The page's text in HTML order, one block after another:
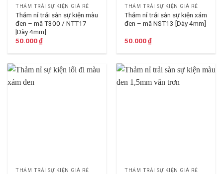
THẢM TRẢI SỰ KIỆN GIÁ RẺ
Thảm nỉ trải sàn sự kiện màu
đen – mã T300 / NTT17
[Dày 4mm]
50.000₫
THẢM TRẢI SỰ KIỆN GIÁ RẺ
Thảm nỉ trải sàn sự kiện xám
đen – mã NST13 [Dày 4mm]
50.000₫
THẢM TRẢI SỰ KIỆN GIÁ RẺ THẢM TRẢI SỰ KIỆN GIÁ RẺ